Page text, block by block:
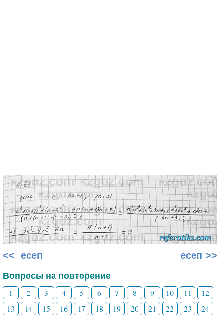
<< есеп есеп >>
Вопросы на повторение
1 2 3 4 5 6 7 8 9 10 11
12
13
14 15 16 17 18 19 20 21 22 23
24